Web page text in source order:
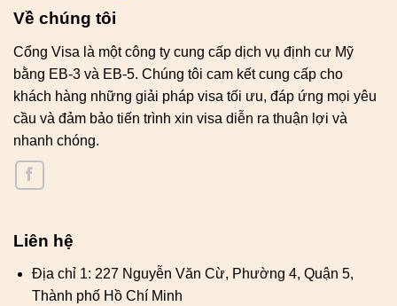
Về chúng tôi
Cổng Visa là một công ty cung cấp dịch vụ định cư Mỹ
bằng EB-3 và EB-5. Chúng tôi cam kết cung cấp cho
khách hàng những giải pháp visa tối ưu, đáp ứng mọi yêu
cầu và đảm bảo tiến trình xin visa diễn ra thuận lợi và
nhanh chóng.
Liên hệ
Địa chỉ 1: 227 Nguyễn Văn Cừ, Phường 4, Quận 5,
Thành phố Hồ Chí Minh